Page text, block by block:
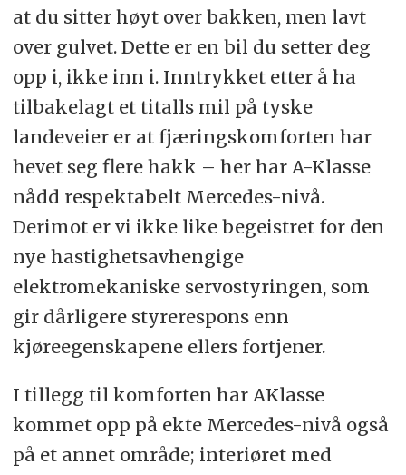
at du sitter høyt over bakken, men lavt
over gulvet. Dette er en bil du setter deg
opp i, ikke inn i. Inntrykket etter å ha
tilbakelagt et titalls mil på tyske
landeveier er at fjæringskomforten har
hevet seg flere hakk – her har A-Klasse
nådd respektabelt Mercedes-nivå.
Derimot er vi ikke like begeistret for den
nye hastighetsavhengige
elektromekaniske servostyringen, som
gir dårligere styrerespons enn
kjøreegenskapene ellers fortjener.
I tillegg til komforten har AKlasse
kommet opp på ekte Mercedes-nivå også
på et annet område; interiøret med